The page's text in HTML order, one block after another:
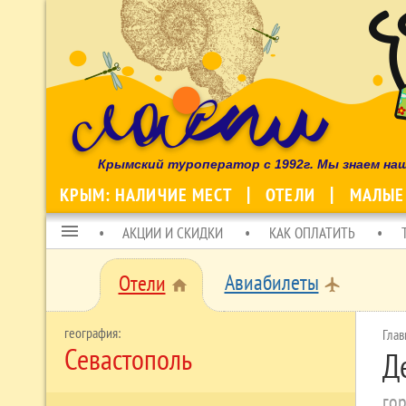
Крымский туроператор с 1992г. Мы знаем
КРЫМ: НАЛИЧИЕ МЕСТ ОТЕЛИ МАЛЫЕ
menu АКЦИИ И СКИДКИ КАК ОПЛАТИТЬ
Отели home Авиабилеты local_airport
Севастополь